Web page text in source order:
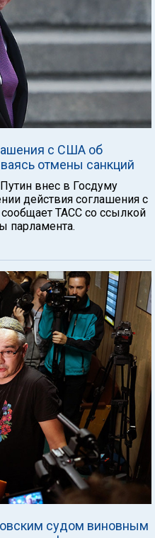
с США об
отмены санкций
внес в Госдуму
действия соглашения с
ТАСС со ссылкой
парламента.
судом виновным